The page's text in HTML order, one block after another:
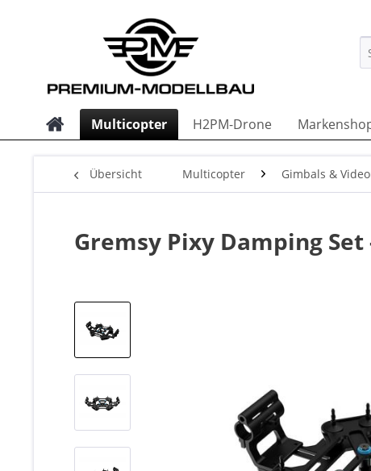
Multicopter H2PM-Drone
Übersicht Multicopter Gimbals &
Gremsy Pixy Damping Set